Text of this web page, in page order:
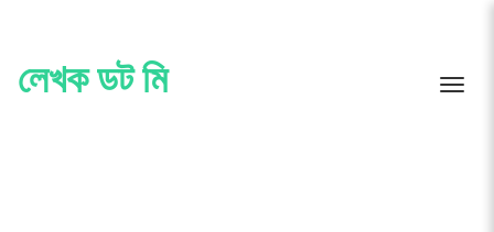
content
লেখক ডট মি